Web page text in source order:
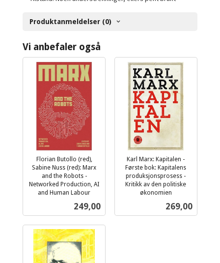
Produktanmeldelser (0)
Vi anbefaler også
Florian Butollo (red),
Sabine Nuss (red): Marx
and the Robots -
Networked Production, AI
and Human Labour
Pris
249,00
Karl Marx: Kapitalen -
Første bok: Kapitalens
produksjonsprosess -
Kritikk av den politiske
økonomien
Pris
269,00